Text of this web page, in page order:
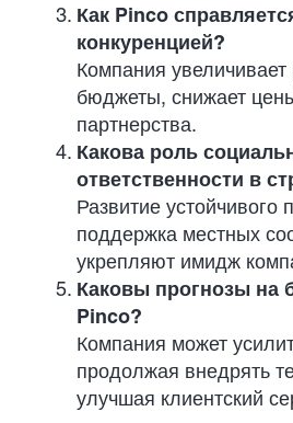
Как Pinco
конкуренцией?
Компания
бюджеты, снижает
партнерства.
Какова роль
ответственности в
Развитие устойчивого
поддержка местных
укрепляют имидж
Каковы прогнозы на
Pinco?
Компания может
продолжая внедрять
улучшая клиентский